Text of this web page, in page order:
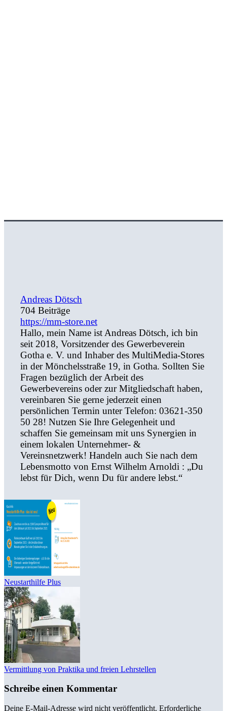
Andreas Dötsch
704 Beiträge
https://mm-store.net
Hallo, mein Name ist Andreas Dötsch, ich bin
seit 2018, Vorsitzender des Gewerbeverein
Gotha e. V. und Inhaber des MultiMedia-Stores
in der Mönchelsstraße 19, in Gotha. Sollten Sie
Fragen bezüglich der Arbeit des
Gewerbevereins oder zur Mitgliedschaft haben,
vereinbaren Sie gerne jederzeit einen
persönlichen Termin unter Telefon: 03621-350
50 28! Nutzen Sie Ihre Gelegenheit und
schaffen Sie gemeinsam mit uns Synergien in
einem lokalen Unternehmer- &
Vereinsnetzwerk! Handeln auch Sie nach dem
Lebensmotto von Ernst Wilhelm Arnoldi : „Du
lebst für Dich, wenn Du für andere lebst.“
Neustarthilfe Plus
Vermittlung von Praktika und freien Lehrstellen
Schreibe einen Kommentar
Deine E-Mail-Adresse wird nicht veröffentlicht. Erforderliche